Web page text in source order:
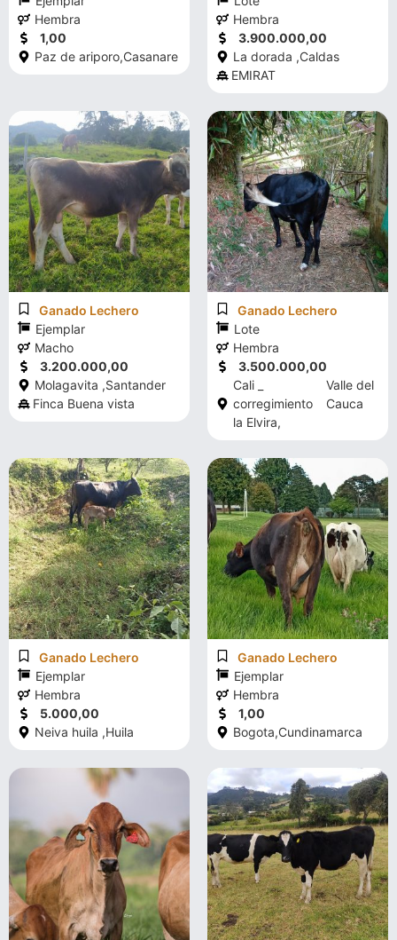
Hembra
1,00
Paz de ariporo,Casanare
Hembra
3.900.000,00
La dorada ,Caldas
EMIRAT
Ganado Lechero
Ejemplar
Macho
3.200.000,00
Molagavita ,Santander
Finca Buena vista
Ganado Lechero
Lote
Hembra
3.500.000,00
Cali _
corregimiento
la Elvira,
Valle del
Cauca
Ganado Lechero
Ejemplar
Hembra
5.000,00
Neiva huila ,Huila
Ganado Lechero
Ejemplar
Hembra
1,00
Bogota,Cundinamarca